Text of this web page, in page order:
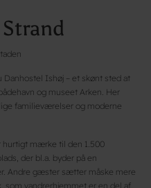
Danhostel Ishøj – et skønt sted at
og museet Arken. Her
familieværelser og moderne
mærke til den 1.500
der bl.a. byder på en
Andre gæster sætter måske mere
som vandrerhjemmet er en del af.